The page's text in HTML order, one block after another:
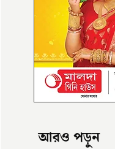
আরও পড়ুন